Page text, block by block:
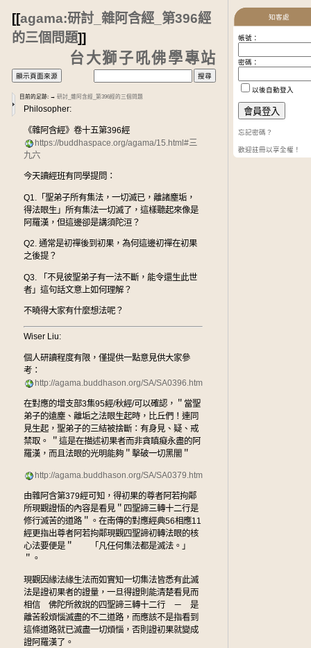
[[agama:研討_雜阿含經_第396經
的三個問題]]
台大獅子吼佛學專站
目前的足跡: → 研討_雜阿含經_第396經的三個問題
Philosopher:
《雜阿含經》卷十五第396經
https://buddhaspace.org/agama/15.html#三
九六
今天讀經班有同學提問：
Q1.「聖弟子所有集法，一切滅已，離諸塵垢，
得法眼生」所有集法一切滅了，這樣聽起來像是
阿羅漢，但這邊卻是講須陀洹？
Q2. 通常是初禪後到初果，為何這邊初禪在初果
之後提？
Q3. 「不見彼聖弟子有一法不斷，能令還生此世
者」這句話文意上如何理解？
不曉得大家有什麼想法呢？
Wiser Liu:
個人研讀程度有限，僅提供一點意見供大家參
考：
http://agama.buddhason.org/SA/SA0396.htm
在對應的增支部3集95經/秋經/可以確認，＂當聖
弟子的遠塵、離垢之法眼生起時，比丘們！連同
見生起，聖弟子的三結被捨斷：有身見、疑、戒
禁取。 ＂這是在描述初果者而非貪瞋癡永盡的阿
羅漢，而且法眼的光明能夠＂擊破一切黑闇＂
http://agama.buddhason.org/SA/SA0379.htm
由雜阿含第379經可知，得初果的尊者阿若拘鄰
所現觀證悟的內容是看見＂四聖諦三轉十二行是
修行滅苦的道路＂。在南傳的對應經典56相應11
經更指出尊者阿若拘鄰現觀四聖諦初轉法眼的核
心法要便是＂ 「凡任何集法都是滅法。」
＂。
現觀因緣法緣生法而如實知一切集法皆悉有此滅
法是證初果者的證量，一旦得證則能清楚看見而
相信 佛陀所敘說的四聖諦三轉十二行 － 是
離苦殺煩惱滅盡的不二道路，而應該不是指看到
這條道路就已滅盡一切煩惱，否則證初果就變成
證阿羅漢了。
知客處
帳號：
密碼：
以後自動登入
忘記密碼？
歡迎註冊以享全權！